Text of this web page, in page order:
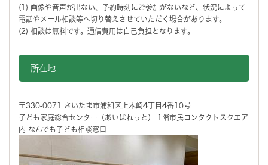
(1) 画像や音声が出ない、予約時刻にご参加がないなど、状況によって
電話やメール相談等へ切り替えさせていただく場合があります。
(2) 相談は無料です。通信費用は自己負担となります。
所在地
〒330-0071 さいたま市浦和区上木崎4丁目4番10号
子ども家庭総合センター（あいぱれっと） 1階市民コンタクトスクエア
内 なんでも子ども相談窓口